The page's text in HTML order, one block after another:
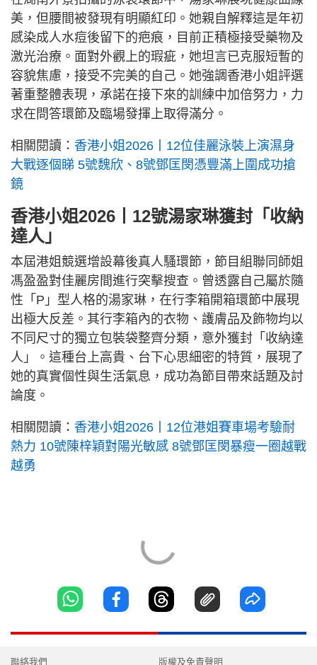
美，但腰間被發現有明顯紅印。她親自解釋這是年初
感染成人水痘後留下的疤痕，目前正積極接受藥物及
激光治療。面對外觀上的瑕疵，她坦言已克服短暫的
容貌焦慮，接受不完美的自己。她強調香港小姐評選
著重整體表現，承諾在接下來的訓練中加倍努力，力
求在問答環節及臨場發揮上取得滿分。
相關閱讀： 香港小姐2026丨12位佳麗泳裝上演濕身
大戰逐個睇 5號魏欣、8號鄧匡閔憑豐滿上圍成功搶
鏡
香港小姐2026丨12號湯家琳獲封「收納
達人」
本屆港姐競選增設幕後真人騷環節，節目組聯同師姐
馮盈盈對佳麗房間進行突擊搜查。曾透露自己屬於隨
性「P」型人格的湯家琳，在行李箱開箱環節中展現
出極大反差。其行李箱內的衣物、護膚品及飾物均以
不同尺寸的獨立包裝袋整齊分類，意外獲封「收納達
人」。這種台上高貴、台下心思細密的特質，展現了
她的真實個性與生活氣息，成功為節目帶來話題及討
論度。
相關閱讀： 香港小姐2026丨12位港姐賽車場考驗耐
熱力 10號陳梓穎對陽光敏感 8號鄧匡閔暴瘦一圈越戰
越勇
聯絡我們 版權及免責聲明